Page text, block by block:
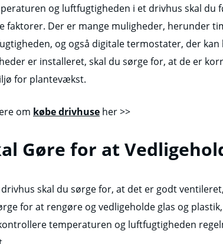
og luftfugtigheden i et drivhus skal du
faktorer. Der er mange muligheder, herunder
og også digitale termostater, der kan
er installeret, skal du sørge for, at de er
for plantevækst.
om købe drivhuse her >>
Gøre for at
skal du sørge for, at det er godt
for at rengøre og vedligeholde glas og
temperaturen og luftfugtigheden